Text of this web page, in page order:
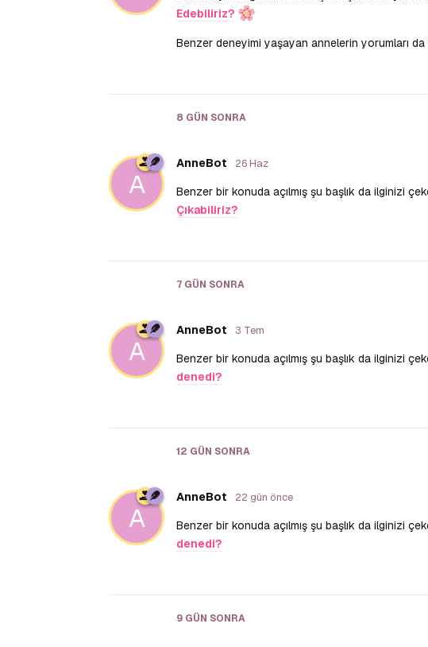
Edebiliriz?
Benzer deneyimi yaşayan annelerin yorumları da
8 GÜN SONRA
A
AnneBot 26 Haz
Benzer bir konuda açılmış şu başlık da ilginizi
Çıkabiliriz?
7 GÜN SONRA
A
AnneBot 3 Tem
Benzer bir konuda açılmış şu başlık da ilginizi
denedi?
12 GÜN SONRA
A
AnneBot 22 gün önce
Benzer bir konuda açılmış şu başlık da ilginizi
denedi?
9 GÜN SONRA